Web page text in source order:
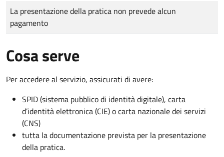
Tipo di pagamento
Importo
La presentazione della pratica non prevede alcun
pagamento
Cosa serve
Per accedere al servizio, assicurati di avere:
SPID (sistema pubblico di identità digitale), carta
d’identità elettronica (CIE) o carta nazionale dei servizi
(CNS)
tutta la documentazione prevista per la presentazione
della pratica.